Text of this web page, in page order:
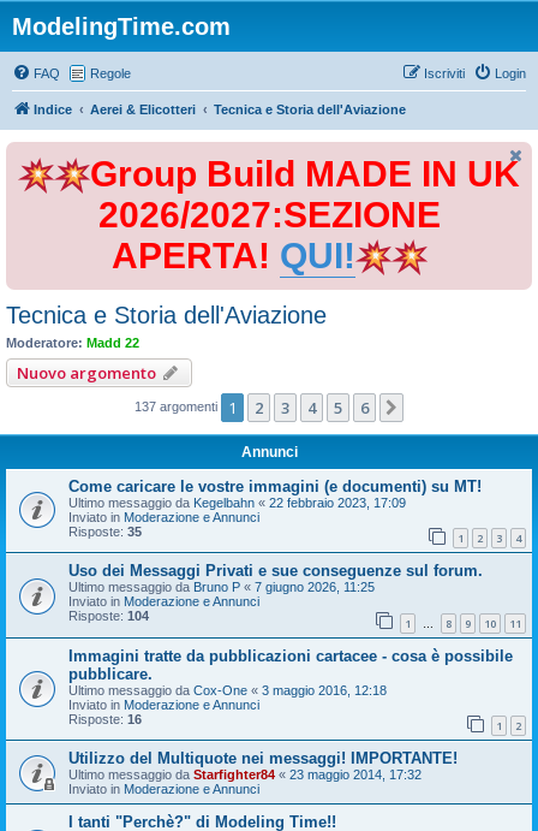
ModelingTime.com
FAQ Regole Login
Iscriviti
Indice Aerei & Elicotteri Tecnica e Storia dell'Aviazione
Group Build MADE IN UK
2026/2027:SEZIONE
APERTA! QUI!
Tecnica e Storia dell'Aviazione
Moderatore: Madd 22
Nuovo argomento
137 argomenti 1 2 3 4 5 6
Annunci
Come caricare le vostre immagini (e documenti) su MT!
Ultimo messaggio da Kegelbahn « 22 febbraio 2023, 17:09
Inviato in Moderazione e Annunci
Risposte: 35 1 2 3 4
Uso dei Messaggi Privati e sue conseguenze sul forum.
Ultimo messaggio da Bruno P « 7 giugno 2026, 11:25
Inviato in Moderazione e Annunci
Risposte: 104 1 … 8 9 10 11
Immagini tratte da pubblicazioni cartacee - cosa è possibile
pubblicare.
Ultimo messaggio da Cox-One « 3 maggio 2016, 12:18
Inviato in Moderazione e Annunci
Risposte: 16 1 2
Utilizzo del Multiquote nei messaggi! IMPORTANTE!
Ultimo messaggio da Starfighter84 « 23 maggio 2014, 17:32
Inviato in Moderazione e Annunci
I tanti "Perchè?" di Modeling Time!!